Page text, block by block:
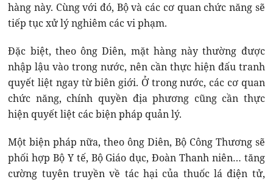
hàng này. Cùng với đó, Bộ và các cơ quan chức năng sẽ
tiếp tục xử lý nghiêm các vi phạm.
Đặc biệt, theo ông Diên, mặt hàng này thường được
nhập lậu vào trong nước, nên cần thực hiện đấu tranh
quyết liệt ngay từ biên giới. Ở trong nước, các cơ quan
chức năng, chính quyền địa phương cũng cần thực
hiện quyết liệt các biện pháp quản lý.
Một biện pháp nữa, theo ông Diên, Bộ Công Thương sẽ
phối hợp Bộ Y tế, Bộ Giáo dục, Đoàn Thanh niên… tăng
cường tuyên truyền về tác hại của thuốc lá điện tử,